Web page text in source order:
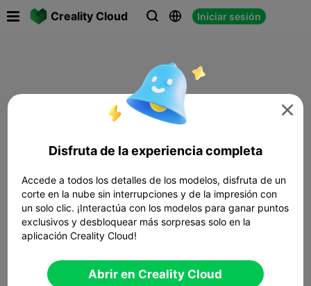
Creality Cloud   Iniciar sesión

Disfruta de la experiencia completa
Accede a todos los detalles de los modelos, disfruta de un
corte en la nube sin interrupciones y de la impresión con
un solo clic. ¡Interactúa con los modelos para ganar puntos
exclusivos y desbloquear más sorpresas solo en la
aplicación Creality Cloud!
Abrir en Creality Cloud